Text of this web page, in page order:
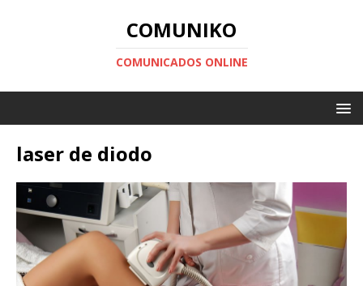
COMUNIKO
COMUNICADOS ONLINE
laser de diodo